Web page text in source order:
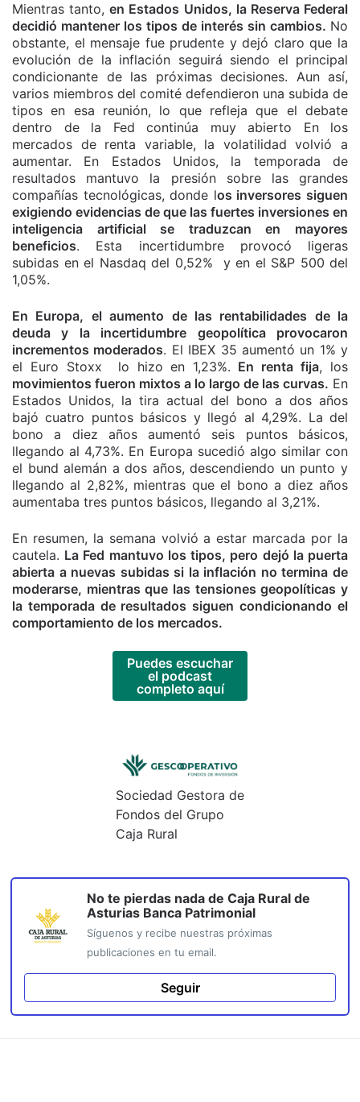
Mientras tanto,en Estados Unidos, la Reserva Federal
decidió mantener los tipos de interés sin cambios. No
obstante, el mensaje fue prudente y dejó claro que la
evolución de la inflación seguirá siendo el principal
condicionante de las próximas decisiones. Aun así,
varios miembros del comité defendieron una subida de
tipos en esa reunión, lo que refleja que el debate
dentro de la Fed continúa muy abierto En los
mercados de renta variable, la volatilidad volvió a
aumentar. En Estados Unidos, la temporada de
resultados mantuvo la presión sobre las grandes
compañías tecnológicas, donde los inversores siguen
exigiendo evidencias de que las fuertes inversiones en
inteligencia artificial se traduzcan en mayores
beneficios. Esta incertidumbre provocó ligeras
subidas en el Nasdaq del 0,52% y en el S&P 500 del
1,05%.
En Europa, el aumento de las rentabilidades de la
deuda y la incertidumbre geopolítica provocaron
incrementos moderados. El IBEX 35 aumentó un 1% y
el Euro Stoxx lo hizo en 1,23%. En renta fija, los
movimientos fueron mixtos a lo largo de las curvas. En
Estados Unidos, la tira actual del bono a dos años
bajó cuatro puntos básicos y llegó al 4,29%. La del
bono a diez años aumentó seis puntos básicos,
llegando al 4,73%. En Europa sucedió algo similar con
el bund alemán a dos años, descendiendo un punto y
llegando al 2,82%, mientras que el bono a diez años
aumentaba tres puntos básicos, llegando al 3,21%.
En resumen, la semana volvió a estar marcada por la
cautela. La Fed mantuvo los tipos, pero dejó la puerta
abierta a nuevas subidas si la inflación no termina de
moderarse, mientras que las tensiones geopolíticas y
la temporada de resultados siguen condicionando el
comportamiento de los mercados.
Puedes escuchar
el podcast
completo aquí
Sociedad Gestora de
Fondos del Grupo
Caja Rural
No te pierdas nada de Caja Rural de
Asturias Banca Patrimonial
Síguenos y recibe nuestras próximas
publicaciones en tu email.
Seguir